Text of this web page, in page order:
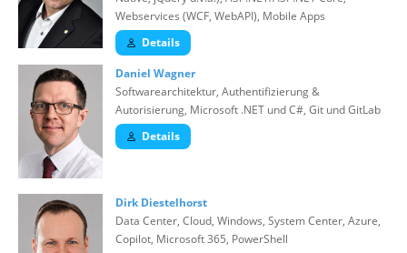
Webservices (WCF, WebAPI), Mobile Apps
Details
Daniel Wagner
Softwarearchitektur, Authentifizierung &
Autorisierung, Microsoft .NET und C#, Git und GitLab
Details
Dirk Diestelhorst
Data Center, Cloud, Windows, System Center, Azure,
Copilot, Microsoft 365, PowerShell